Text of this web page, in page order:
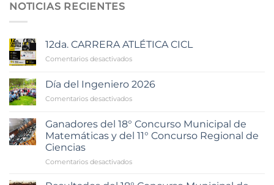
NOTICIAS RECIENTES
12da. CARRERA ATLÉTICA CICL
Comentarios desactivadosen
CARRERA
ATLÉTICA
CICL
Día del Ingeniero 2026
Comentarios desactivadosen
del
Ingeniero
2026
Ganadores del 18° Concurso Municipal de
Matemáticas y del 11° Concurso Regional de
Ciencias
Comentarios desactivadosen
del